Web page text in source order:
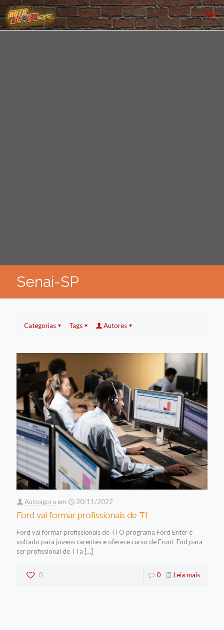
Senai-SP
Categorias Tags Autores
Autoagora em 30/11/2022
Ford vai formar profissionais de TI
Ford vai formar profissionais de TI O programa Ford Enter é
voltado para jovens carentes e oferece curso de Front-End para
ser profissional de TI a […]
0 0 Leia mais